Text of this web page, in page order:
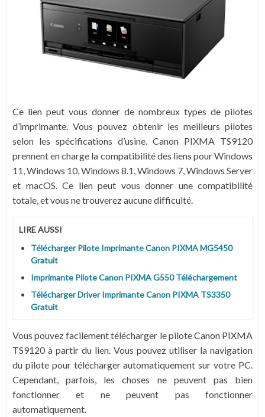
Ce lien peut vous donner de nombreux types de pilotes
d’imprimante. Vous pouvez obtenir les meilleurs pilotes
selon les spécifications d’usine. Canon PIXMA TS9120
prennent en charge la compatibilité des liens pour Windows
11, Windows 10, Windows 8.1, Windows 7, Windows Server
et macOS. Ce lien peut vous donner une compatibilité
totale, et vous ne trouverez aucune difficulté.
LIRE AUSSI
Télécharger Pilote Imprimante Canon PIXMA MG5450
Gratuit
Imprimante Pilote Canon PIXMA G550 Téléchargement
Télécharger Driver Imprimante Canon PIXMA TS3350
Gratuit
Vous pouvez facilement télécharger le pilote Canon PIXMA
TS9120 à partir du lien. Vous pouvez utiliser la navigation
du pilote pour télécharger automatiquement sur votre PC.
Cependant, parfois, les choses ne peuvent pas bien
fonctionner et ne peuvent pas fonctionner
automatiquement.